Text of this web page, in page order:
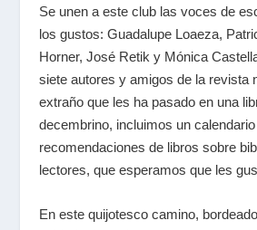
Se unen a este club las voces de
los gustos: Guadalupe Loaeza,
Horner, José Retik y Mónica
siete autores y amigos de la revista
extraño que les ha pasado en una
decembrino, incluimos un
recomendaciones de libros sobre
lectores, que esperamos que les
En este quijotesco camino,